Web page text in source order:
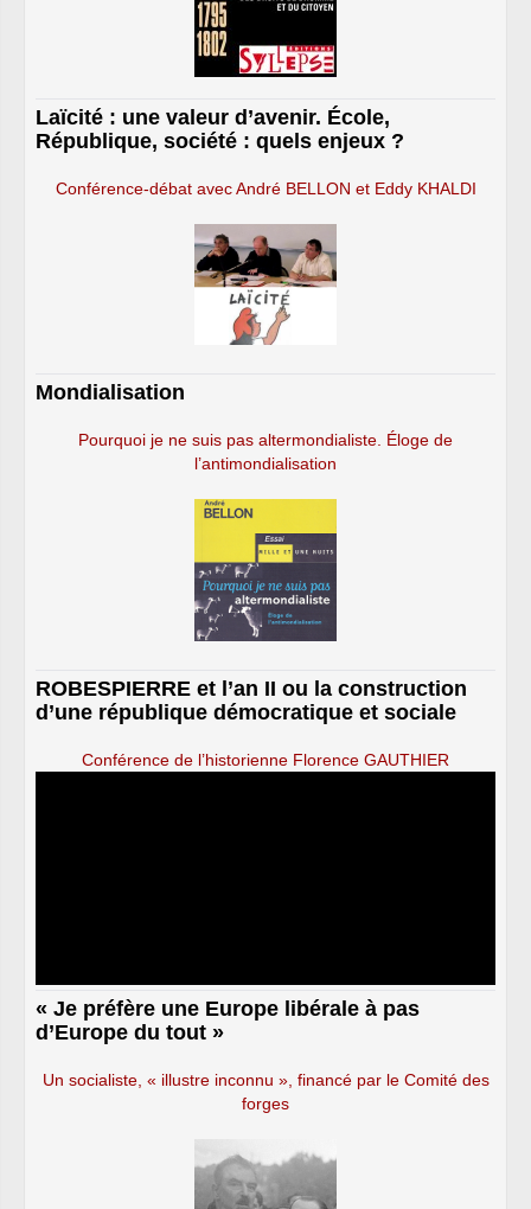
Laïcité : une valeur d’avenir. École,
République, société : quels enjeux ?
Conférence-débat avec André BELLON et Eddy KHALDI
Mondialisation
Pourquoi je ne suis pas altermondialiste. Éloge de
l’antimondialisation
ROBESPIERRE et l’an II ou la construction
d’une république démocratique et sociale
Conférence de l’historienne Florence GAUTHIER
« Je préfère une Europe libérale à pas
d’Europe du tout »
Un socialiste, « illustre inconnu », financé par le Comité des
forges